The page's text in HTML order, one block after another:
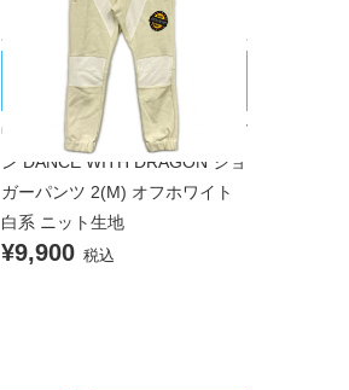
DANCE WITH DRAGON/ダンスウ
ィズドラゴン
中古 メンズ ダンスウィズドラゴ
ン DANCE WITH DRAGON ジョ
ガーパンツ 2(M) オフホワイト
白系 ニット生地
¥9,900 税込